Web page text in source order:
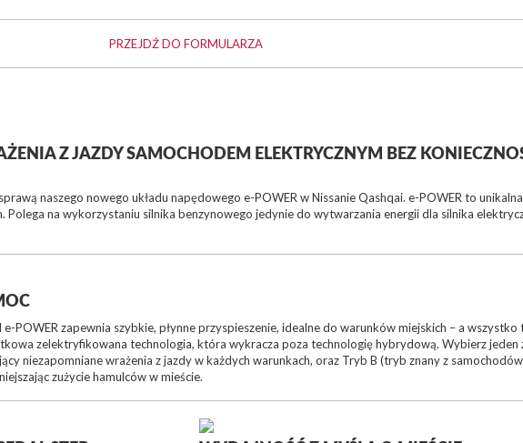
PRZEJDŹ DO FORMULARZA
Z JAZDY SAMOCHODEM ELEKTRYCZNYM BEZ
naszego nowego układu napędowego e-POWER w Nissanie Qashqai. e-POWER to
na wykorzystaniu silnika benzynowego jedynie do wytwarzania energii dla silnika
POWER zapewnia szybkie, płynne przyspieszenie, idealne do warunków miejskich – a
zelektryfikowana technologia, która wykracza poza technologię hybrydową. Wybierz
niezapomniane wrażenia z jazdy w każdych warunkach, oraz Tryb B (tryb znany z
zużycie hamulców w mieście.